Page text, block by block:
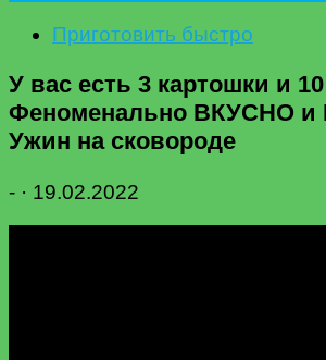
Приготовить быстро
У вас есть 3 картошки и
Феноменально ВКУСНО
Ужин на сковороде
- · 19.02.2022